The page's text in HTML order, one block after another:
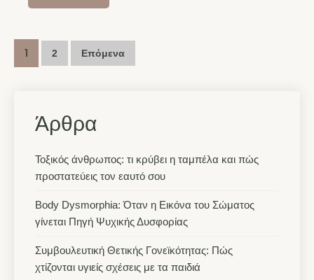
1 2 Επόμενα
Άρθρα
Τοξικός άνθρωπος: τι κρύβει η ταμπέλα και πώς
προστατεύεις τον εαυτό σου
Body Dysmorphia: Όταν η Εικόνα του Σώματος
γίνεται Πηγή Ψυχικής Δυσφορίας
Συμβουλευτική Θετικής Γονεϊκότητας: Πώς
χτίζονται υγιείς σχέσεις με τα παιδιά